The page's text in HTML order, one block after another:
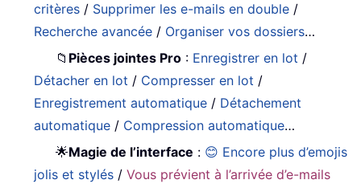
critères / Supprimer les e-mails en double /
Recherche avancée / Organiser vos dossiers…
📁 Pièces jointes Pro : Enregistrer en lot /
Détacher en lot / Compresser en lot /
Enregistrement automatique / Détachement
automatique / Compression automatique…
🌟Magie de l’interface : 😊 Encore plus d’emojis
jolis et stylés /Vous prévient à l’arrivée d’e-mails